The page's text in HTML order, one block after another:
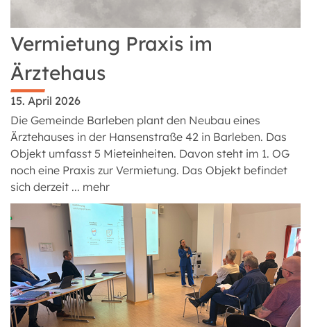
Vermietung Praxis im
Ärztehaus
15. April 2026
Die Gemeinde Barleben plant den Neubau eines
Ärztehauses in der Hansenstraße 42 in Barleben. Das
Objekt umfasst 5 Mieteinheiten. Davon steht im 1. OG
noch eine Praxis zur Vermietung. Das Objekt befindet
sich derzeit ... mehr